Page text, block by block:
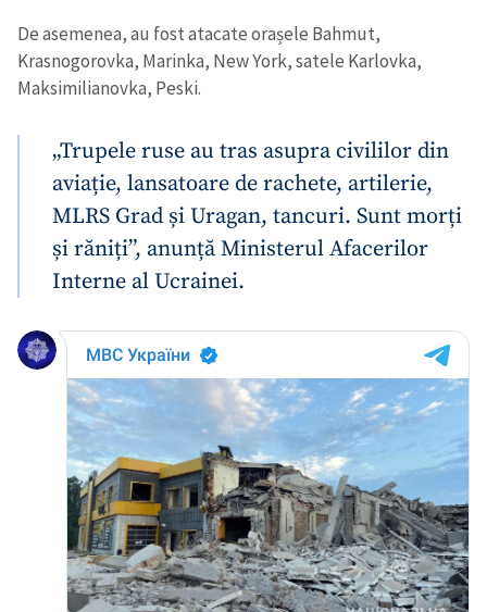
De asemenea, au fost atacate orașele Bahmut,
Krasnogorovka, Marinka, New York, satele Karlovka,
Maksimilianovka, Peski.
„Trupele ruse au tras asupra civililor din
aviație, lansatoare de rachete, artilerie,
MLRS Grad și Uragan, tancuri. Sunt morți
și răniți”, anunță Ministerul Afacerilor
Interne al Ucrainei.